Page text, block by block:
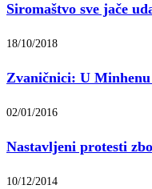
Siromaštvo sve jače
18/10/2018
Zvaničnici: U
02/01/2016
Nastavljeni protesti
10/12/2014